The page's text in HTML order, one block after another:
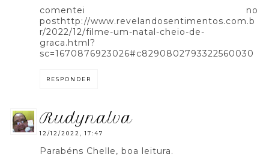
comentei no
posthttp://www.revelandosentimentos.com.b
r/2022/12/filme-um-natal-cheio-de-
graca.html?
sc=1670876923026#c8290802793322560030
RESPONDER
rudynalva
12/12/2022, 17:47
Parabéns Chelle, boa leitura.